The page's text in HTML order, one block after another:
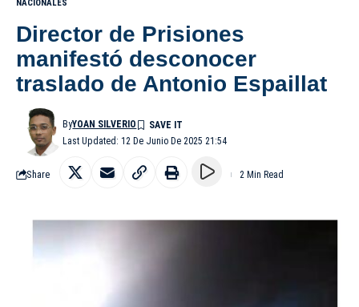
NACIONALES
Director de Prisiones
manifestó desconocer
traslado de Antonio Espaillat
Last Updated: 12 De Junio De 2025 21:54
ByYOAN SILVERIO
Share 2 Min Read